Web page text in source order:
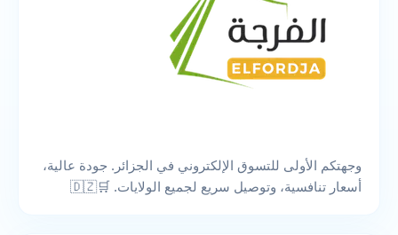
وجهتكم الأولى للتسوق الإلكتروني في الجزائر. جودة عالية،
أسعار تنافسية، وتوصيل سريع لجميع الولايات. 🛒🇩🇿